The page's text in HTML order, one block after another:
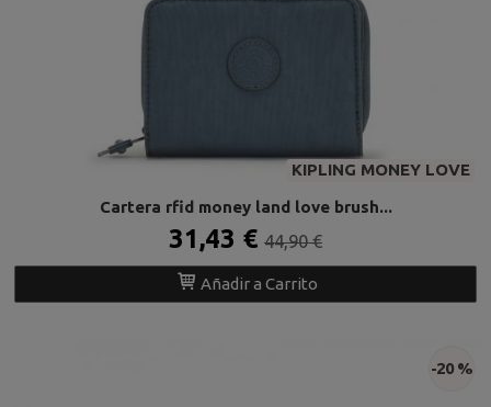
KIPLING MONEY LOVE
Cartera rfid money land love brush...
31,43 € 44,90 €
Añadir a Carrito
-20 %